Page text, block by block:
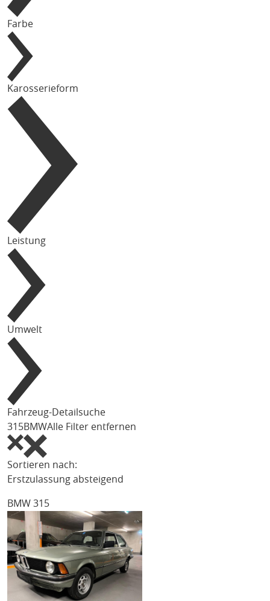
Farbe
Karosserieform
Leistung
Umwelt
Fahrzeug-Detailsuche
315BMWAlle Filter entfernen
Sortieren nach:
Erstzulassung absteigend
BMW 315